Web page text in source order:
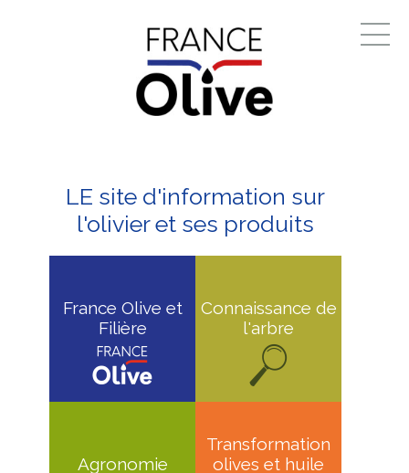
LE site d'information sur
l'olivier et ses produits
France Olive et
Filière
Connaissance de
l'arbre
Agronomie
Transformation
olives et huile